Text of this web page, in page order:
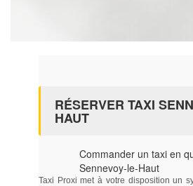
RÉSERVER TAXI
HAUT
Commander un taxi en
Sennevoy-le-Haut
Taxi Proxi met à votre disposition un